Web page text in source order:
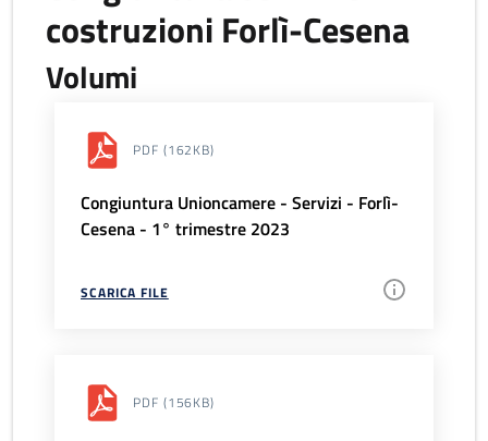
costruzioni Forlì-Cesena
Volumi
PDF (162KB)
Congiuntura Unioncamere - Servizi - Forlì-
Cesena - 1° trimestre 2023
SCARICA FILE
PDF (156KB)